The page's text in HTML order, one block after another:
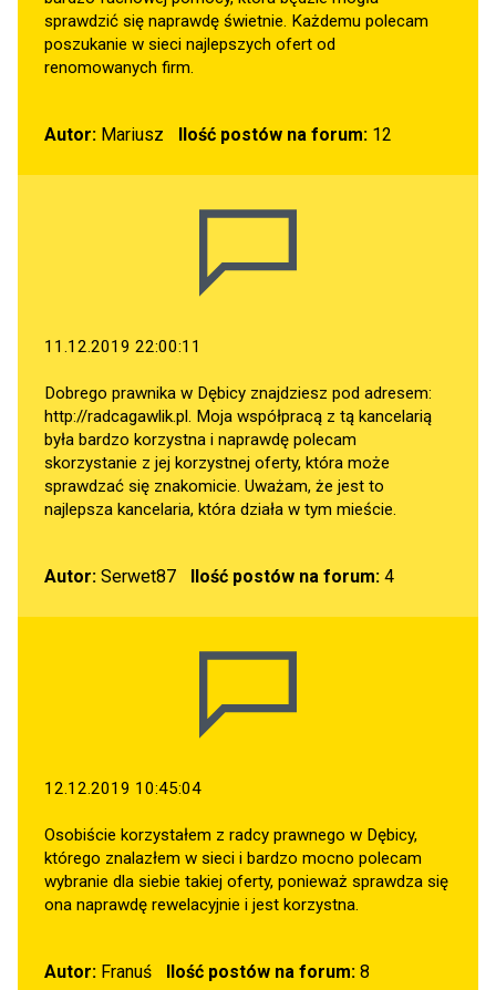
sprawdzić się naprawdę świetnie. Każdemu polecam
poszukanie w sieci najlepszych ofert od
renomowanych firm.
Autor: Mariusz Ilość postów na forum:12
11.12.2019 22:00:11
Dobrego prawnika w Dębicy znajdziesz pod adresem:
http://radcagawlik.pl. Moja współpracą z tą kancelarią
była bardzo korzystna i naprawdę polecam
skorzystanie z jej korzystnej oferty, która może
sprawdzać się znakomicie. Uważam, że jest to
najlepsza kancelaria, która działa w tym mieście.
Autor: Serwet87 Ilość postów na forum:4
12.12.2019 10:45:04
Osobiście korzystałem z radcy prawnego w Dębicy,
którego znalazłem w sieci i bardzo mocno polecam
wybranie dla siebie takiej oferty, ponieważ sprawdza się
ona naprawdę rewelacyjnie i jest korzystna.
Autor: Franuś Ilość postów na forum:8